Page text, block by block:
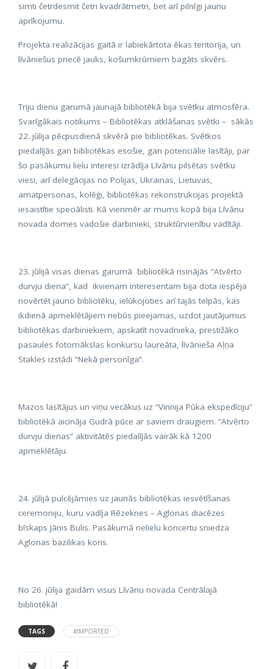
simti četrdesmit četri kvadrātmetri, bet arī pilnīgi jaunu
aprīkojumu.
Projekta realizācijas gaitā ir labiekārtota ēkas teritorija, un
līvāniešus priecē jauks, košumkrūmiem bagāts skvērs.
Triju dienu garumā jaunajā bibliotēkā bija svētku atmosfēra.
Svarīgākais notikums – Bibliotēkas atklāšanas svētki – sākās
22. jūlija pēcpusdienā skvērā pie bibliotēkas. Svētkos
piedalījās gan bibliotēkas esošie, gan potenciālie lasītāji, par
šo pasākumu lielu interesi izrādīja Līvānu pilsētas svētku
viesi, arī delegācijas no Polijas, Ukrainas, Lietuvas,
amatpersonas, kolēģi, bibliotēkas rekonstrukcijas projektā
iesaistītie speciālisti. Kā vienmēr ar mums kopā bija Līvānu
novada domes vadošie darbinieki, struktūrvienību vadītāji.
23. jūlijā visas dienas garumā bibliotēkā risinājās “Atvērto
durvju diena”, kad ikvienam interesentam bija dota iespēja
novērtēt jauno bibliotēku, ielūkojoties arī tajās telpās, kas
ikdienā apmeklētājiem nebūs pieejamas, uzdot jautājumus
bibliotēkas darbiniekiem, apskatīt novadnieka, prestižāko
pasaules fotomākslas konkursu laureāta, līvānieša Aļņa
Stakles izstādi “Nekā personīga”.
Mazos lasītājus un viņu vecākus uz “Vinnija Pūka ekspedīciju”
bibliotēkā aicināja Gudrā pūce ar saviem draugiem. “Atvērto
durvju dienas” aktivitātēs piedalījās vairāk kā 1200
apmeklētāju.
24. jūlijā pulcējāmies uz jaunās bibliotēkas iesvētīšanas
ceremoniju, kuru vadīja Rēzeknes – Aglonas diacēzes
bīskaps Jānis Bulis. Pasākumā nelielu koncertu sniedza
Aglonas bazilikas koris.
No 26. jūlija gaidām visus Līvānu novada Centrālajā
bibliotēkā!
TAGS #IMPORTED